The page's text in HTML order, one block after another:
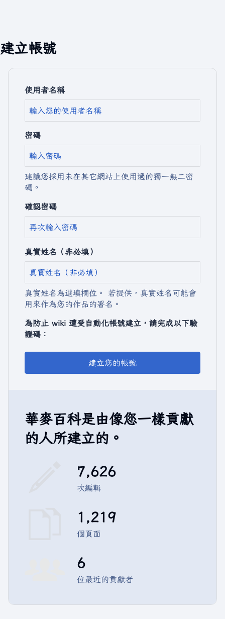
建立帳號
使用者名稱
密碼
建議您採用未在其它網站上使用過的獨一無二密
碼。
確認密碼
真實姓名（非必填）
真實姓名為選填欄位。 若提供，真實姓名可能會
用來作為您的作品的署名。
為防止 wiki 遭受自動化帳號建立，請完成以下驗
證碼：
建立您的帳號
華麥百科是由像您一樣貢獻
的人所建立的。
7,626
次編輯
1,219
個頁面
6
位最近的貢獻者